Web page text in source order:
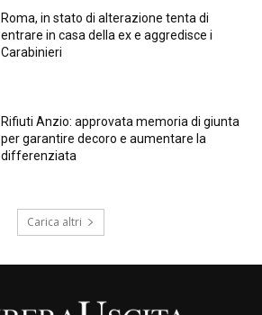
Roma, in stato di alterazione tenta di
entrare in casa della ex e aggredisce i
Carabinieri
Rifiuti Anzio: approvata memoria di giunta
per garantire decoro e aumentare la
differenziata
Carica altri